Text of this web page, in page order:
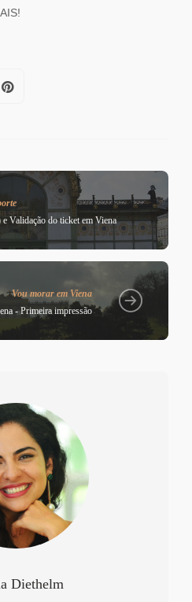
Validação do ticket em Viena
Vou morar em Viena
- Primeira impressão
Diethelm